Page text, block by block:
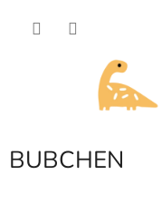
BUBCHEN